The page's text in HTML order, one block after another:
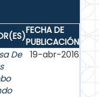
FECHA DE
PUBLICACIÓN
De
19-abr-2016